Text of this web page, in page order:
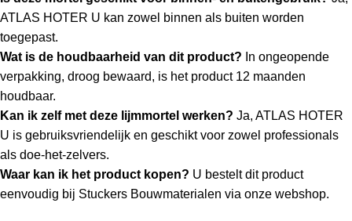
ATLAS HOTER U kan zowel binnen als buiten worden
toegepast.
Wat is de houdbaarheid van dit product? In ongeopende
verpakking, droog bewaard, is het product 12 maanden
houdbaar.
Kan ik zelf met deze lijmmortel werken? Ja, ATLAS HOTER
U is gebruiksvriendelijk en geschikt voor zowel professionals
als doe-het-zelvers.
Waar kan ik het product kopen? U bestelt dit product
eenvoudig bij Stuckers Bouwmaterialen via onze webshop.